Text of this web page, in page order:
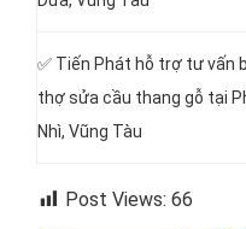
✅ Tiến Phát hỗ trợ tư vấn
thợ sửa cầu thang gỗ tại
Nhì, Vũng Tàu
Post Views: 66